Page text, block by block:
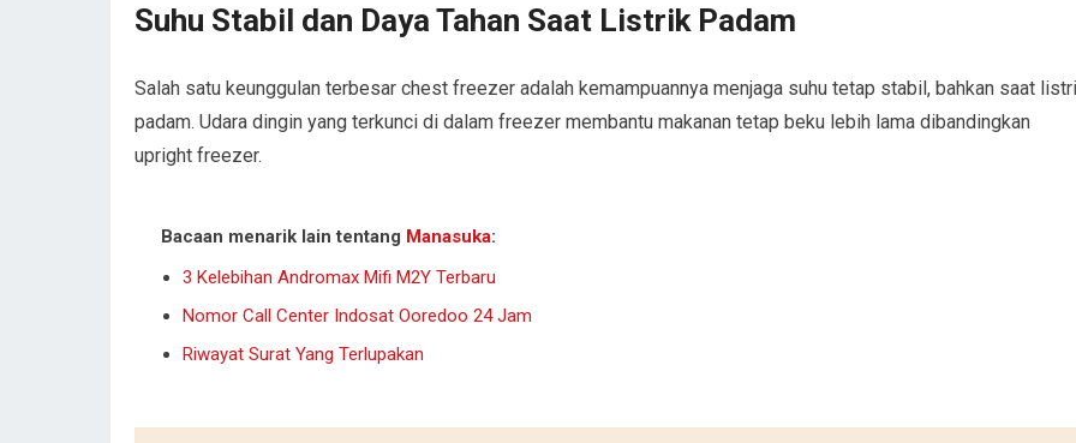
Suhu Stabil dan Daya Tahan Saat Listrik Padam
Salah satu keunggulan terbesar chest freezer adalah kemampuannya menjaga suhu tetap stabil, bahkan saat
padam. Udara dingin yang terkunci di dalam freezer membantu makanan tetap beku lebih lama dibandingkan
upright freezer.
Bacaan menarik lain tentang Manasuka:
3 Kelebihan Andromax Mifi M2Y Terbaru
Nomor Call Center Indosat Ooredoo 24 Jam
Riwayat Surat Yang Terlupakan